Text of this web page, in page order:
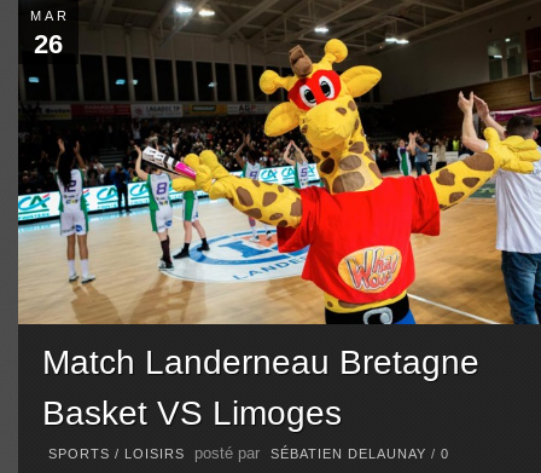
MAR
26
Match Landerneau Bretagne
Basket VS Limoges
SPORTS / LOISIRS posté par SÉBATIEN DELAUNAY / 0